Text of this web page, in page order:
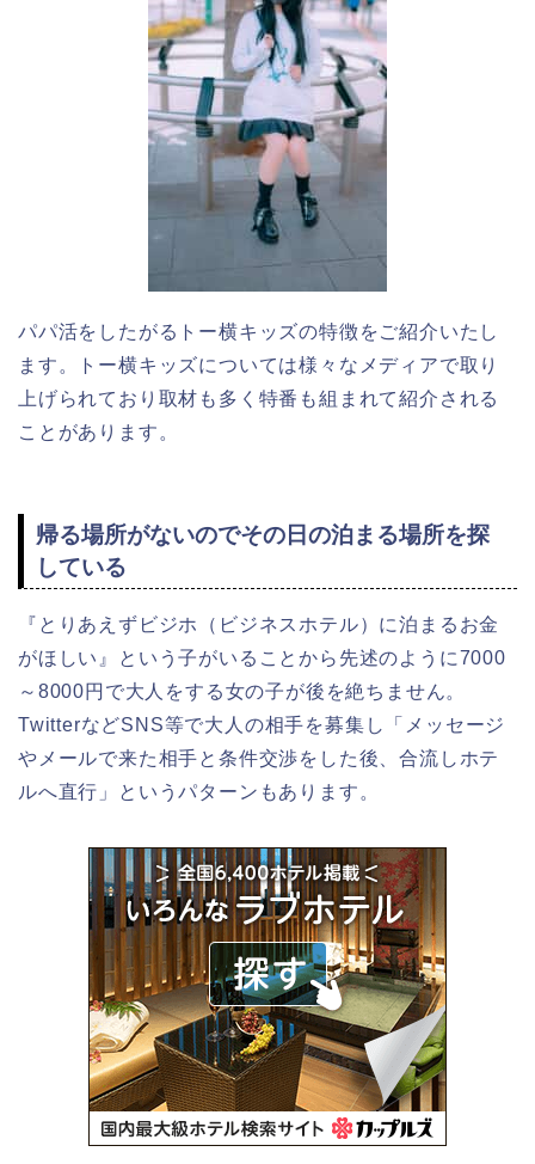
パパ活をしたがるトー横キッズの特徴をご紹介いたし
ます。トー横キッズについては様々なメディアで取り
上げられており取材も多く特番も組まれて紹介される
ことがあります。
帰る場所がないのでその日の泊まる場所を探
している
『とりあえずビジホ（ビジネスホテル）に泊まるお金
がほしい』という子がいることから先述のように7000
～8000円で大人をする女の子が後を絶ちません。
TwitterなどSNS等で大人の相手を募集し「メッセージ
やメールで来た相手と条件交渉をした後、合流しホテ
ルへ直行」というパターンもあります。